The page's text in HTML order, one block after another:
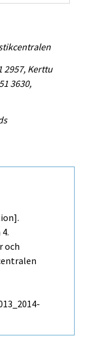
2957, Kerttu
3630,
och